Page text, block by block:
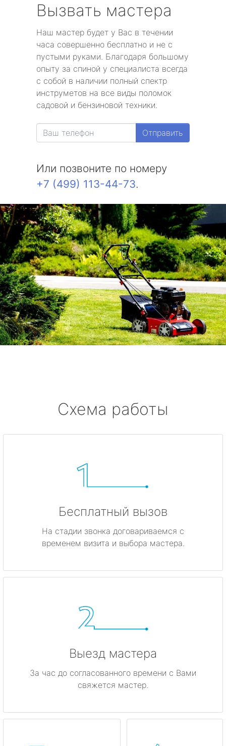
Вызвать мастера
Наш мастер будет у Вас в течении
часа совершенно бесплатно и не с
пустыми руками. Благодаря большому
опыту за спиной у специалиста всегда
с собой в наличии полный спектр
инструметов на все виды поломок
садовой и бензиновой техники.
Отправить
Или позвоните по номеру
+7 (499) 113-44-73.
Схема работы
Бесплатный вызов
На стадии звонка договариваемся с
временем визита и выбора мастера.
Выезд мастера
За час до согласованного времени с Вами
свяжется мастер.